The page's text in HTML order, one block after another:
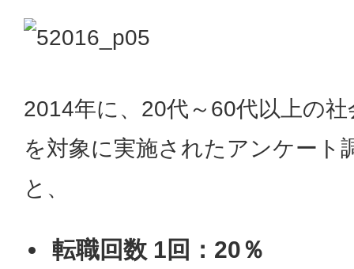
2014年に、20代～60代以上の
を対象に実施されたアンケート
と、
転職回数 1回：20％